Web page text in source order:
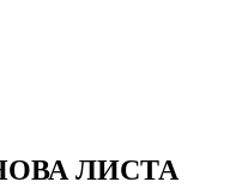
ЛИСТА